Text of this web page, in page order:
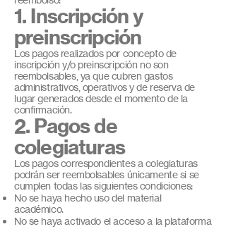
1. Inscripción y
preinscripción
Los pagos realizados por concepto de
inscripción y/o preinscripción no son
reembolsables, ya que cubren gastos
administrativos, operativos y de reserva de
lugar generados desde el momento de la
confirmación.
2. Pagos de
colegiaturas
Los pagos correspondientes a colegiaturas
podrán ser reembolsables únicamente si se
cumplen todas las siguientes condiciones:
No se haya hecho uso del material
académico.
No se haya activado el acceso a la plataforma